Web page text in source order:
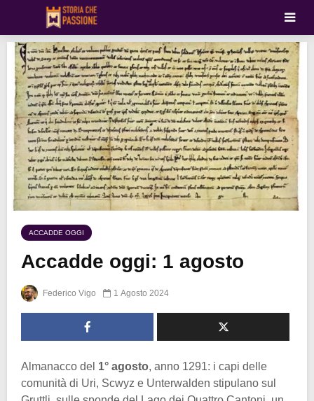
ACCADDE OGGI
Accadde oggi: 1 agosto
Federico Vigo 1 Agosto 2024
Almanacco del 1° agosto, anno 1291: i capi delle
comunità di Uri, Scwyz e Unterwalden stipulano sul